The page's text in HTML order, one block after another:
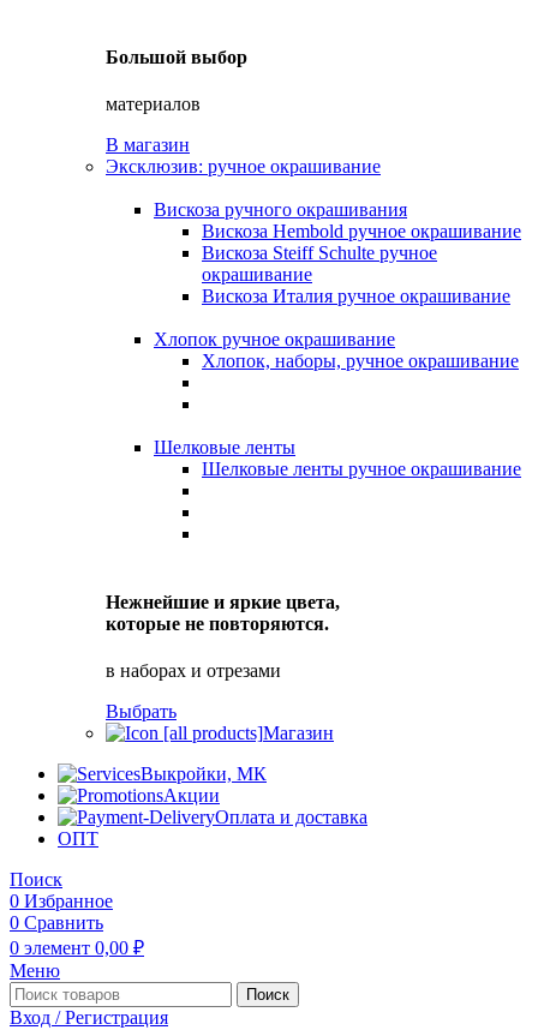
Большой выбор
материалов
В магазин
Эксклюзив: ручное окрашивание
Вискоза ручного окрашивания
Вискоза Hembold ручное окрашивание
Вискоза Steiff Schulte ручное
окрашивание
Вискоза Италия ручное окрашивание
Хлопок ручное окрашивание
Хлопок, наборы, ручное окрашивание
Шелковые ленты
Шелковые ленты ручное окрашивание
Нежнейшие и яркие цвета,
которые не повторяются.
в наборах и отрезами
Выбрать
Магазин
Выкройки, МК
Акции
Оплата и доставка
ОПТ
Поиск
0 Избранное
0 Сравнить
0 элемент 0,00 ₽
Меню
Поиск
Вход / Регистрация